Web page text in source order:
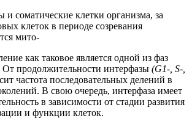
и соматические клетки организма, за
клеток в периоде созревания
мито-
как таковое является одной из фаз
От продолжительности интерфазы (G1-, S-,
частота последовательных делений в
В свою очередь, интерфаза имеет
в зависимости от стадии развития
и функции клеток.